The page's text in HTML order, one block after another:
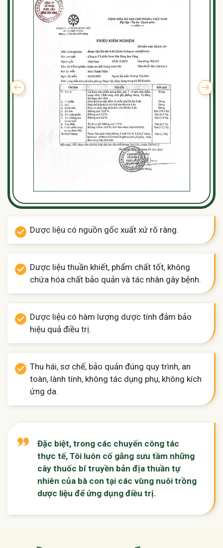
Dược liệu có nguồn gốc xuất xứ rõ ràng.
Dược liệu thuần khiết, phẩm chất tốt, không
chứa hóa chất bảo quản và tác nhân gây bệnh.
Dược liệu có hàm lượng dược tính đảm bảo
hiệu quả điều trị.
Thu hái, sơ chế, bảo quản đúng quy trình, an
toàn, lành tính, không tác dụng phụ, không kích
ứng da.
Đặc biệt, trong các chuyến công tác
thực tế, Tôi luôn cố gắng sưu tầm những
cây thuốc bí truyền bản địa thuần tự
nhiên của bà con tại các vùng nuôi trồng
dược liệu để ứng dụng điều trị.